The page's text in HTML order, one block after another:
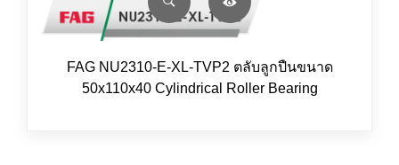
FAG NU2310-E-XL-TVP2 ตลับลูกปืนขนาด
50x110x40 Cylindrical Roller Bearing